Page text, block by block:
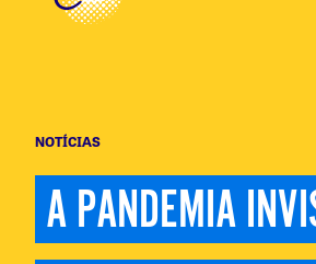
NOTÍCIAS
A PANDEMIA